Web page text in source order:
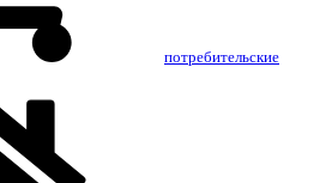
потребительские